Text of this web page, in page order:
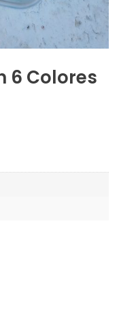
6 Colores